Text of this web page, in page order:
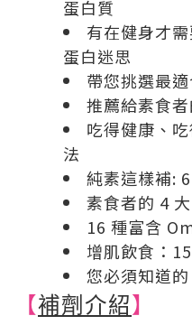
蛋白質
有在健身才
蛋白迷思
帶您挑選最
推薦給素食
吃得健康、
法
純素這樣補:
素食者的 4
16 種富含
增肌飲食：
您必須知道
【補劑介紹】